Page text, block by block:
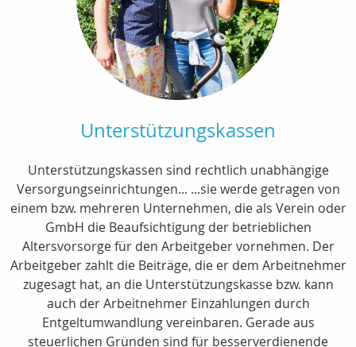
Unterstützungskassen
Unterstützungskassen sind rechtlich unabhängige
Versorgungseinrichtungen... ...sie werde getragen von
einem bzw. mehreren Unternehmen, die als Verein oder
GmbH die Beaufsichtigung der betrieblichen
Altersvorsorge für den Arbeitgeber vornehmen. Der
Arbeitgeber zahlt die Beiträge, die er dem Arbeitnehmer
zugesagt hat, an die Unterstützungskasse bzw. kann
auch der Arbeitnehmer Einzahlungen durch
Entgeltumwandlung vereinbaren. Gerade aus
steuerlichen Gründen sind für besserverdienende